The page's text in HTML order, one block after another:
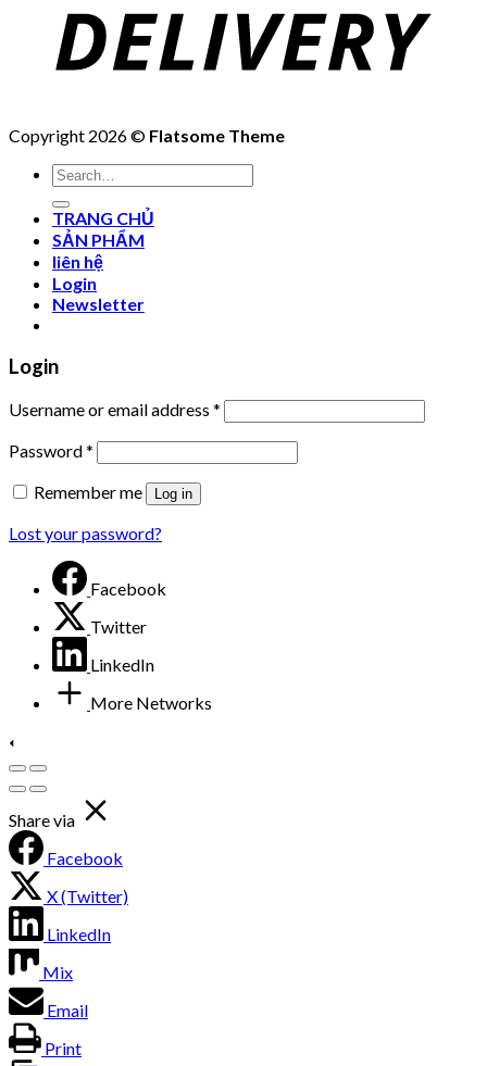
Copyright 2026 © Flatsome Theme
Search
for:
TRANG CHỦ
SẢN PHẨM
liên hệ
Login
Newsletter
Login
Username or email address *
Password*
Remember me
Log in
Lost your password?
Facebook
Twitter
LinkedIn
More Networks
Share via
Facebook
X (Twitter)
LinkedIn
Mix
Email
Print